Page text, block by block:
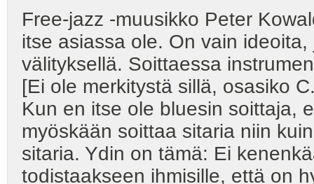
Free-jazz -muusikko Peter
itse asiassa ole. On vain
välityksellä. Soittaessa
[Ei ole merkitystä sillä, osasiko
Kun en itse ole bluesin soittaja,
myöskään soittaa sitaria niin
sitaria. Ydin on tämä: Ei
todistaakseen ihmisille, että on